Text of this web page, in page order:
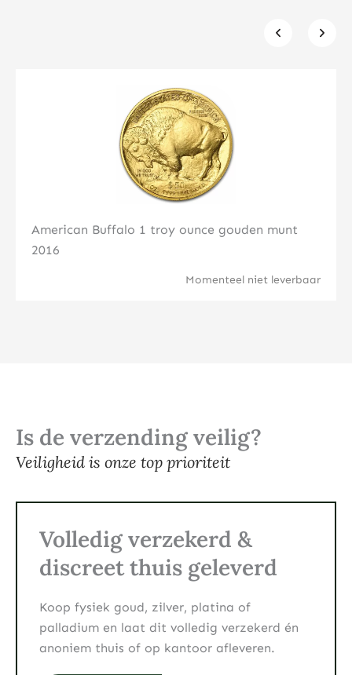
American Buffalo 1 troy ounce gouden munt
2016
Momenteel niet leverbaar
Klik hier
Is de verzending veilig?
Veiligheid is onze top prioriteit
Volledig verzekerd &
discreet thuis geleverd
Koop fysiek goud, zilver, platina of
palladium en laat dit volledig verzekerd én
anoniem thuis of op kantoor afleveren.